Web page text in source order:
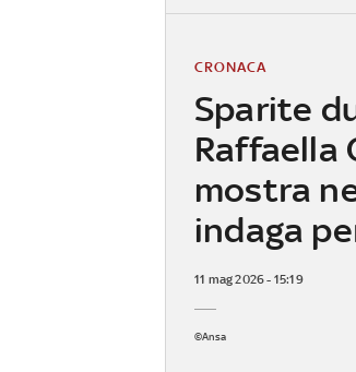
Sparite
Raffaella
mostra
indaga
CRONACA
11 mag 2026 - 15:19
©Ansa